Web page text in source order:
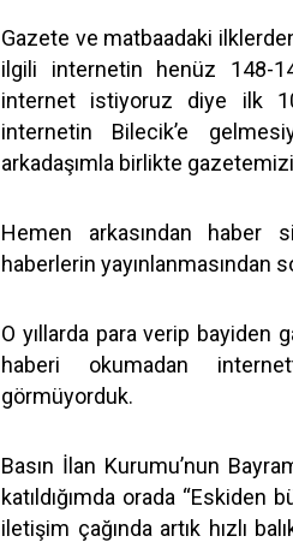
Gazete ve matbaadaki
ilgili internetin henüz 148-
internet istiyoruz diye ilk
internetin Bilecik’e
arkadaşımla birlikte
Hemen arkasından haber
haberlerin yayınlanmasından
O yıllarda para verip bayiden
haberi okumadan
görmüyorduk.
Basın İlan Kurumu’nun
katıldığımda orada “Eskiden
iletişim çağında artık hızlı